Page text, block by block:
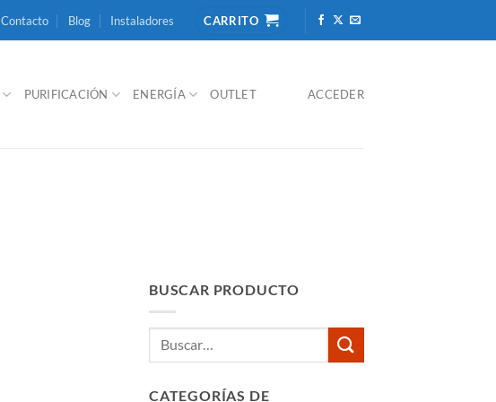
Contacto Blog Instaladores CARRITO
PURIFICACIÓN ENERGÍA OUTLET ACCEDER
BUSCAR PRODUCTO
Buscar
CATEGORÍAS DE